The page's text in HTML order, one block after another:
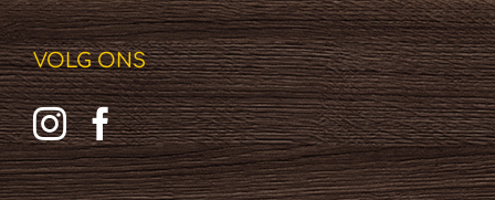
VOLG ONS